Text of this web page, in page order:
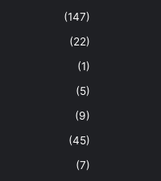
(147)
(22)
(1)
(5)
(9)
(45)
(7)